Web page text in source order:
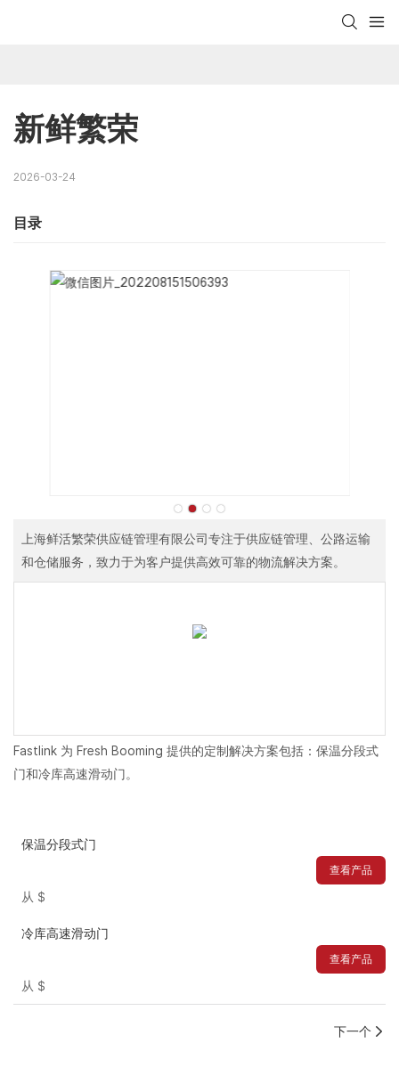
新鲜繁荣
2026-03-24
目录
上海鲜活繁荣供应链管理有限公司专注于供应链管理、公路运输
和仓储服务，致力于为客户提供高效可靠的物流解决方案。
Fastlink 为 Fresh Booming 提供的定制解决方案包括：保温分段式
门和冷库高速滑动门。
保温分段式门
从 $
查看产品
冷库高速滑动门
从 $
查看产品
下一个